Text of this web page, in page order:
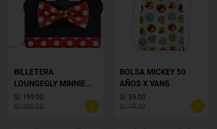
BILLETERA
LOUNGEGLY MINNIE
MOUSE
S/ 199.00
S/ 250.00
BOLSA MICKEY 50
AÑOS X VANS
S/ 59.00
S/ 79.00